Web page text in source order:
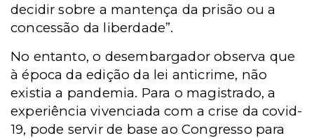
decidir sobre a mantença da prisão ou a
concessão da liberdade”.
No entanto, o desembargador observa que
à época da edição da lei anticrime, não
existia a pandemia. Para o magistrado, a
experiência vivenciada com a crise da covid-
19, pode servir de base ao Congresso para